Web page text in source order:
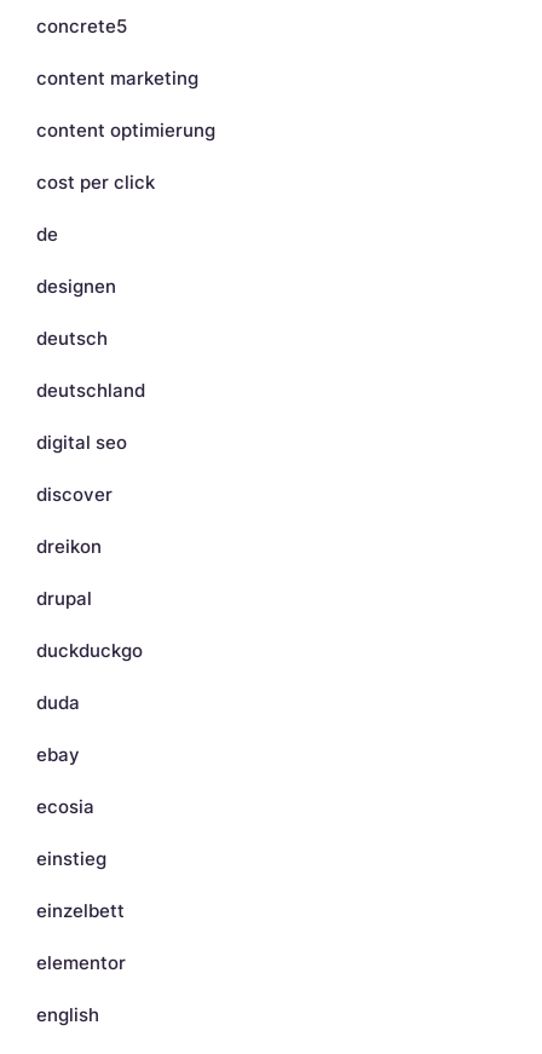
concrete5
content marketing
content optimierung
cost per click
de
designen
deutsch
deutschland
digital seo
discover
dreikon
drupal
duckduckgo
duda
ebay
ecosia
einstieg
einzelbett
elementor
english